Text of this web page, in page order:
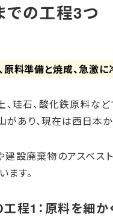
での工程3つ
料準備と焼成、急激に
、珪石、酸化鉄原料な
あり、現在は西日本
設廃棄物のアスベス
す。
程1：原料を細か